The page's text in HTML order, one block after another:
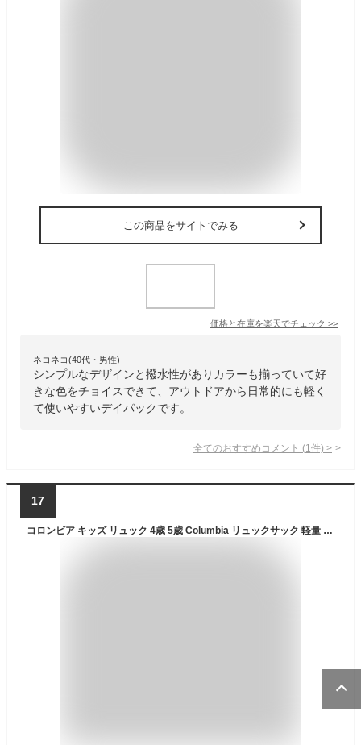
この商品をサイトでみる
価格と在庫を楽天でチェック >>
ネコネコ(40代・男性)
シンプルなデザインと撥水性がありカラーも揃っていて好
きな色をチョイスできて、アウトドアから日常的にも軽く
て使いやすいデイパックです。
全てのおすすめコメント (1 件) >
17
コロンビア キッズ リュック 4歳 5歳 Columbia リュックサック 軽量 男の子 女の子 子供 幼稚園 保育園 小学校 小学生 低学年 男女兼用 遠足 通園 ハーネス ホイッスル 撥水 キャッスルロックユース 18L A4 バックパック アウトドア ジュニア PU8705